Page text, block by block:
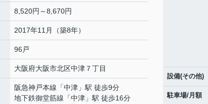
8,520円～8,670円
2017年11月（築8年）
96戸
大阪府大阪市北区中津 ７丁目
阪急神戸本線 「中津 」駅 徒歩9分
地下鉄御堂筋線 「中津 」駅 徒歩16分
設備(その他)
駐車場/月額